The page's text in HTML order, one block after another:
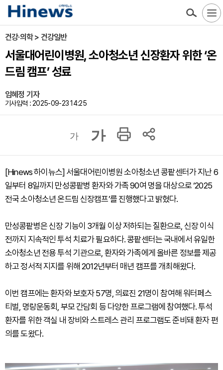
건강·의학 > 건강일반
서울대어린이병원, 소아청소년 신장환자 위한 ‘온
드림 캠프’ 성료
임혜정 기자
기사입력 : 2025-09-23 14:25
가 가
[Hinews 하이뉴스] 서울대어린이병원 소아청소년 콩팥센터가 지난 6
일부터 8일까지 만성콩팥병 환자와 가족 90여 명을 대상으로 ‘2025
전국 소아청소년 온드림 신장캠프’를 진행했다고 밝혔다.
만성콩팥병은 신장 기능이 3개월 이상 저하되는 질환으로, 신장 이식
전까지 지속적인 투석 치료가 필요하다. 콩팥센터는 국내에서 유일한
소아청소년 전용 투석 기관으로, 환자와 가족에게 올바른 정보를 제공
하고 정서적 지지를 위해 2012년부터 매년 캠프를 개최해왔다.
이번 캠프에는 환자와 보호자 57명, 의료진 21명이 참여해 워터페스
티벌, 명랑운동회, 부모 간담회 등 다양한 프로그램에 참여했다. 투석
환자를 위한 객실 내 장비와 스트레스 관리 프로그램도 준비돼 환자 편
의를 도왔다.